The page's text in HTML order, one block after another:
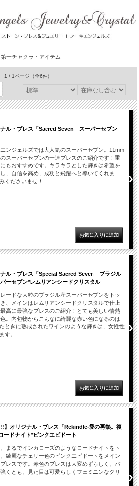
第一チャクラ・アイテム
1 / 1ページ （全6件）
ル・ブレス「Sacred Seven」スーパーセブン
ンジェルズでは大人気のスーパーセブン。11mm
スーパーセブンの一連ブレスのご紹介です！重
もおすすめです。キラキラとした輝きは希望を
し、自信を高め、成功と飛躍へと導いてくれま
くださいませ！
ナル・ブレス「Special Sacred Seven」ブラジル
ーセブン*レムリアンシードクリスタル
ードな大粒のブラジル産スーパーセブンをトッ
、メインはレムリアンシードクリスタルで仕上
高に最強なブレスのご紹介！とても美しい情熱
。内包物からこんなに綺麗な赤い色になるのは
ときに熟成されたワインのような輝きは、女性性
す。
!!】オリジナル・ブレス「Rekindle-愛の再熱。復
ードナイト*ピンクエピドート
まるでインカローズのようなロードナイトをト
、綺麗なチェリー色のピンクエピドートをメイン
レスです。赤色のブレスは大変めずらしく、パ
くとも、見た目は可愛らしくフェミニンなクリ